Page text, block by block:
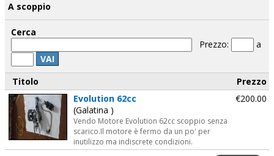
A scoppio
Cerca
Prezzo:
a
VAI
Titolo
Prezzo
Evolution 62cc
(Galatina )
Vendo Motore Evolution 62cc scoppio senza
scarico.Il motore è fermo da un po' per
inutilizzo ma indiscrete condizioni.
€200.00